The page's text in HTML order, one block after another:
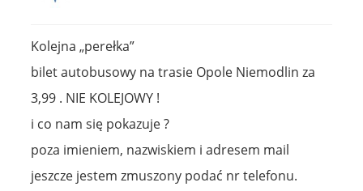
Kolejna „perełka”
bilet autobusowy na trasie Opole Niemodlin za
3,99 . NIE KOLEJOWY !
i co nam się pokazuje ?
poza imieniem, nazwiskiem i adresem mail
jeszcze jestem zmuszony podać nr telefonu.